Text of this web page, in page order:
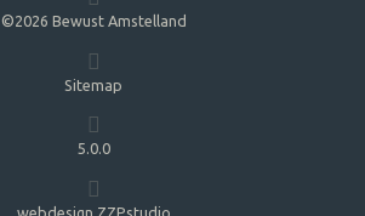
©2026 Bewust Amstelland
Sitemap
5.0.0
webdesign ZZPstudio